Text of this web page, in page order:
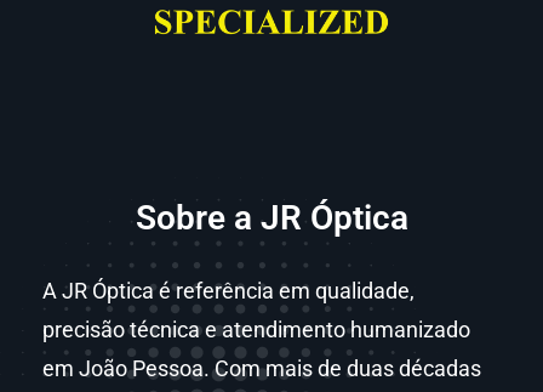
Sobre a JR Óptica
A JR Óptica é referência em qualidade,
precisão técnica e atendimento humanizado
em João Pessoa. Com mais de duas décadas